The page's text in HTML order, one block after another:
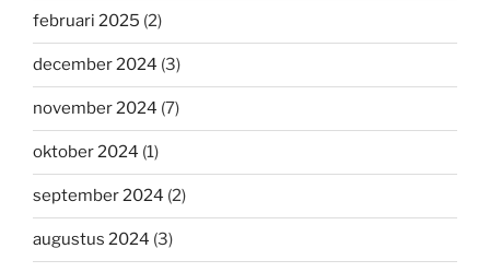
februari 2025 (2)
december 2024 (3)
november 2024 (7)
oktober 2024 (1)
september 2024 (2)
augustus 2024 (3)